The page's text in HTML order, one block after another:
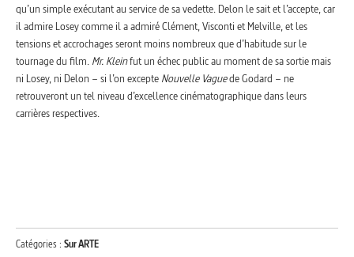
qu’un simple exécutant au service de sa vedette. Delon le sait et l’accepte, car
il admire Losey comme il a admiré Clément, Visconti et Melville, et les
tensions et accrochages seront moins nombreux que d’habitude sur le
tournage du film. Mr. Kleinfut un échec public au moment de sa sortie mais
ni Losey, ni Delon – si l’on excepte Nouvelle Vaguede Godard – ne
retrouveront un tel niveau d’excellence cinématographique dans leurs
carrières respectives.
Catégories : Sur ARTE